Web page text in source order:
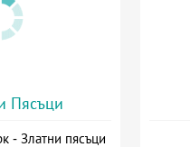
Пясъци
- Златни пясъци